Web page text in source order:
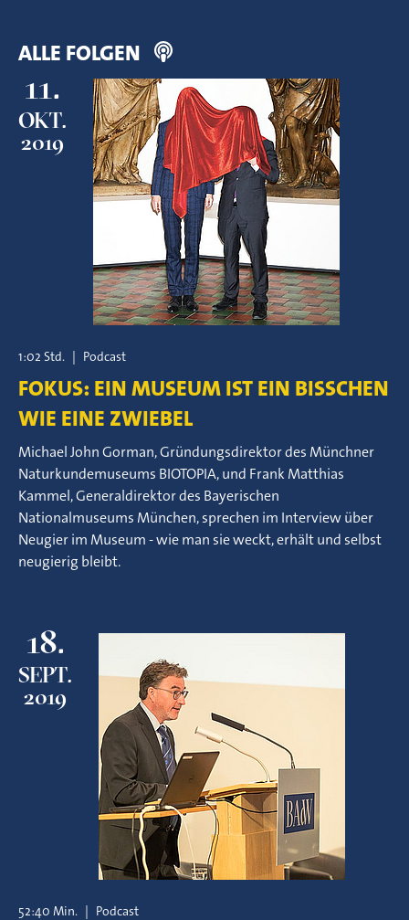
ALLE FOLGEN
11.
OKT.
2019
1:02 Std. | Podcast
FOKUS: EIN MUSEUM IST EIN BISSCHEN
WIE EINE ZWIEBEL
Michael John Gorman, Gründungsdirektor des Münchner
Naturkundemuseums BIOTOPIA, und Frank Matthias
Kammel, Generaldirektor des Bayerischen
Nationalmuseums München, sprechen im Interview über
Neugier im Museum - wie man sie weckt, erhält und selbst
neugierig bleibt.
18.
SEPT.
2019
52:40 Min. | Podcast